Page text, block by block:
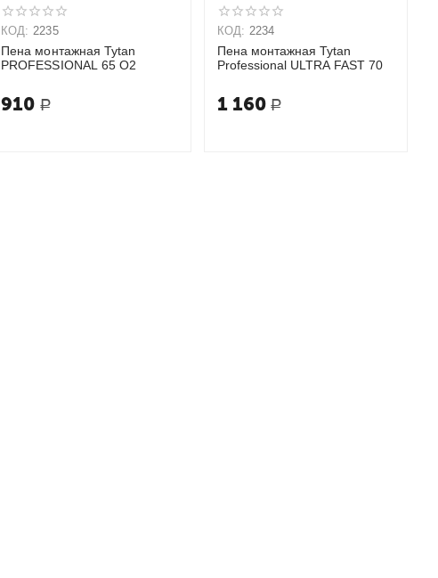
КОД: 2235
Пена монтажная Tytan
PROFESSIONAL 65 O2
910 Р
КОД: 2234
Пена монтажная Tytan
Professional ULTRA FAST 70
1 160 Р